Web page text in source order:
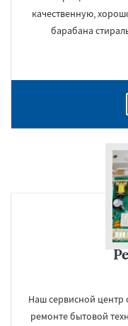
качественную,
барабана
Наш сервисной центр
ремонте бытовой